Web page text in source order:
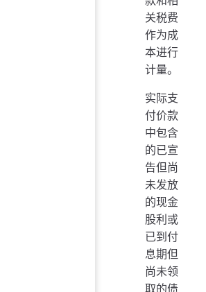
关税费
作为成
本进行
计量。
实际支
付价款
中包含
的已宣
告但尚
未发放
的现金
股利或
已到付
息期但
尚未领
取的债